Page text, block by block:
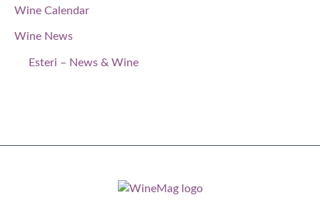
Wine Calendar
Wine News
Esteri – News & Wine